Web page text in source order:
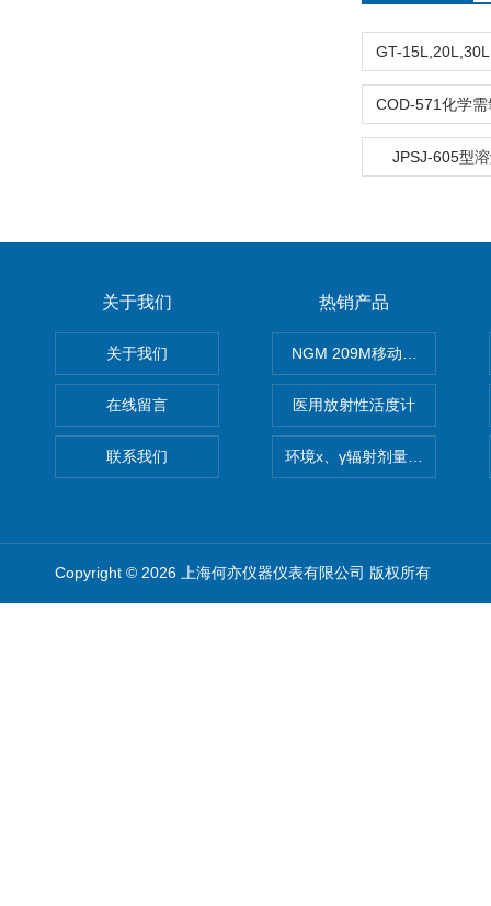
JPSJ-605型
关于我们
关于我们
在线留言
联系我们
热销产品
NGM 209M移动式惰性气体
医用放射性活度计
环境x、γ辐射剂量率仪
Copyright © 2026 上海何亦仪器仪表有限公司 版权所有